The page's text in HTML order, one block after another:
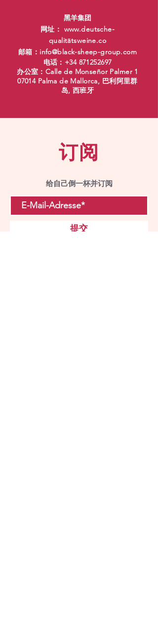
黑羊集团
网址： www.deutsche-
qualitätsweine.co
邮箱： info@black-sheep-group.com
电话：+34 871252697
办公室：Calle de Monseñor Palmer 1
07014 Palma de Mallorca, 巴利阿里群
岛, 西班牙
订阅
给自己倒一杯并订阅
提交